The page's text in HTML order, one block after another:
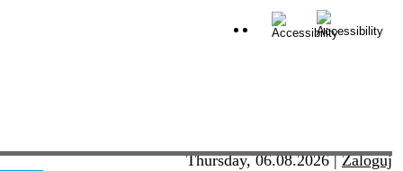
Thursday, 06.08.2026|Zaloguj